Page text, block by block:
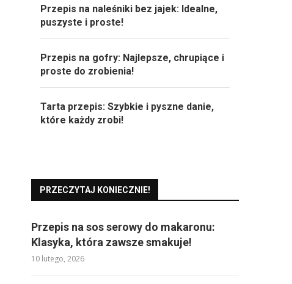
Przepis na naleśniki bez jajek: Idealne,
puszyste i proste!
Przepis na gofry: Najlepsze, chrupiące i
proste do zrobienia!
Tarta przepis: Szybkie i pyszne danie,
które każdy zrobi!
PRZECZYTAJ KONIECZNIE!
Przepis na sos serowy do makaronu:
Klasyka, która zawsze smakuje!
10 lutego, 2026